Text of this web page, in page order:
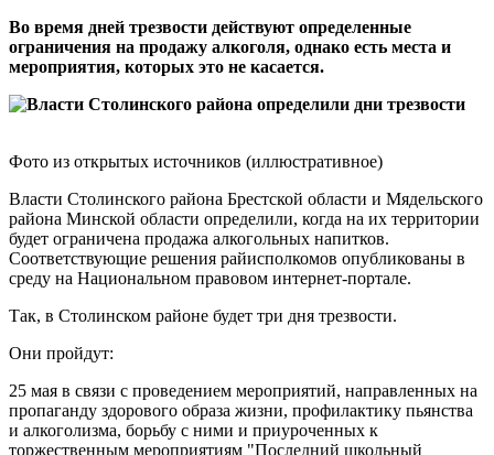
Во время дней трезвости действуют определенные
ограничения на продажу алкоголя, однако есть места и
мероприятия, которых это не касается.
Фото из открытых источников (иллюстративное)
Власти Столинского района Брестской области и Мядельского
района Минской области определили, когда на их территории
будет ограничена продажа алкогольных напитков.
Соответствующие решения райисполкомов опубликованы в
среду на Национальном правовом интернет-портале.
Так, в Столинском районе будет три дня трезвости.
Они пройдут:
25 мая в связи с проведением мероприятий, направленных на
пропаганду здорового образа жизни, профилактику пьянства
и алкоголизма, борьбу с ними и приуроченных к
торжественным мероприятиям "Последний школьный